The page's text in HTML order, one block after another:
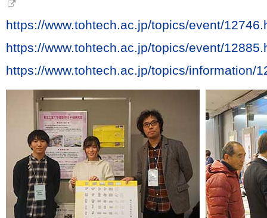
https://www.tohtech.ac.jp/topics/event/
https://www.tohtech.ac.jp/topics/event/
https://www.tohtech.ac.jp/topics/information/